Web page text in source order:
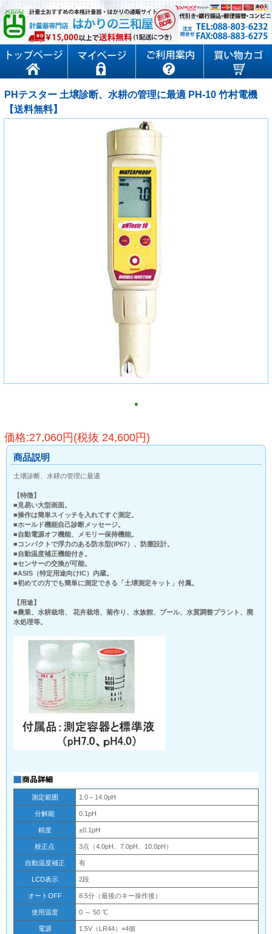
PHテスター 土壌診断、水耕の管理に最適 PH-10 竹村電機
【送料無料】
価格:27,060円(税抜 24,600円)
商品説明
土壌診断、水耕の管理に最適
【特徴】
■見易い大型画面。
■操作は簡単スイッチを入れてすぐ測定。
■ホールド機能自己診断メッセージ。
■自動電源オフ機能、メモリー保持機能。
■コンパクトで浮力のある防水型(IP67）、防塵設計。
■自動温度補正機能付き。
■センサーの交換が可能。
■ASIS（特定用途向けIC）内蔵。
■初めての方でも簡単に測定できる「土壌測定キット」付属。
【用途】
■農業、水耕栽培、 花卉栽培、菊作り、水族館、プール、水質調整プラント、廃
水処理等。
測定範囲 1.0～14.0pH
分解能 0.1pH
精度 ±0.1pH
校正点 3点（4.0pH、7.0pH、10.0pH）
自動温度補正 有
LCD表示 2段
オートOFF 8.5分（最後のキー操作後）
使用温度 0 ～ 50 ℃
電源 1.5V（LR44）×4個